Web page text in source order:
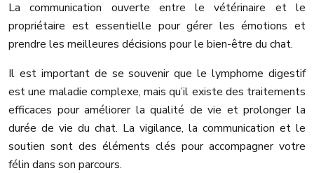
La communication ouverte entre le vétérinaire et le
propriétaire est essentielle pour gérer les émotions et
prendre les meilleures décisions pour le bien-être du chat.
Il est important de se souvenir que le lymphome digestif
est une maladie complexe, mais qu’il existe des traitements
efficaces pour améliorer la qualité de vie et prolonger la
durée de vie du chat. La vigilance, la communication et le
soutien sont des éléments clés pour accompagner votre
félin dans son parcours.